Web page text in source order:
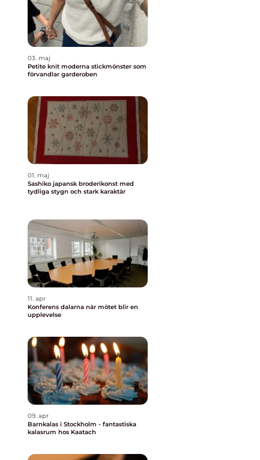
03. maj
Petite knit moderna stickmönster som
förvandlar garderoben
01. maj
Sashiko japansk broderikonst med
tydliga stygn och stark karaktär
11. apr
Konferens dalarna när mötet blir en
upplevelse
09. apr
Barnkalas i Stockholm - fantastiska
kalasrum hos Kaatach